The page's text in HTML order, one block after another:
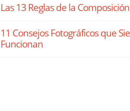
Las 13 Reglas de la Composición
11 Consejos Fotográficos que
Funcionan